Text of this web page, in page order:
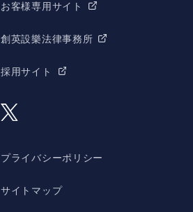
お客様専用サイト
創英設樂法律事務所
採用サイト
プライバシーポリシー
サイトマップ